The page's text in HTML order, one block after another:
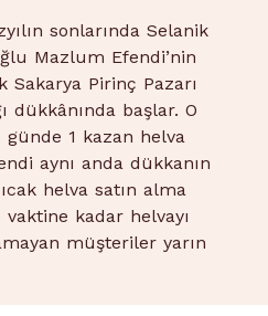
sonlarında Selanik
Mazlum Efendi’nin
Sakarya Pirinç Pazarı
dükkânında başlar. O
1 kazan helva
aynı anda dükkanın
helva satın alma
kadar helvayı
müşteriler yarın